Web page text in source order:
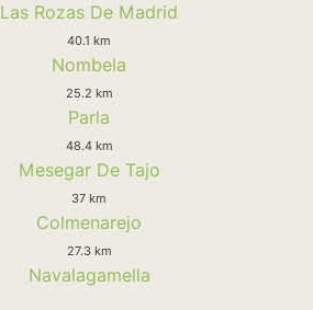
Las Rozas De Madrid
40.1 km
Nombela
25.2 km
Parla
48.4 km
Mesegar De Tajo
37 km
Colmenarejo
27.3 km
Navalagamella